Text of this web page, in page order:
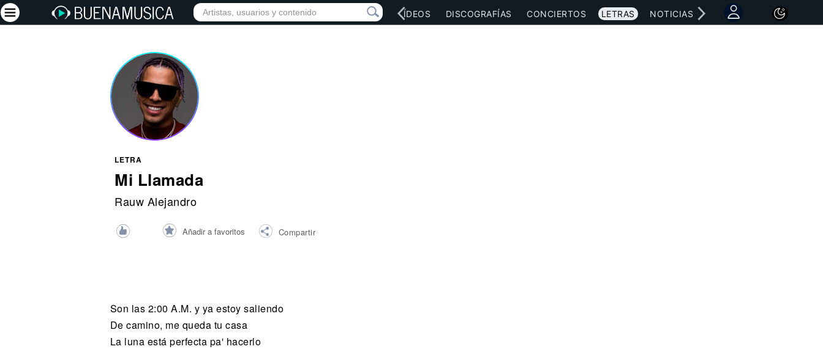
INICIO ARTISTAS RED SOCIAL MÚSICA VÍDEOS DISCOGRAFÍAS CONCIERTOS LETRAS NOTICIAS
LETRA
Mi Llamada
Rauw Alejandro
Añadir a favoritos Compartir
Son las 2:00 A.M. y ya estoy saliendo
De camino, me queda tu casa
La luna está perfecta pa' hacerlo